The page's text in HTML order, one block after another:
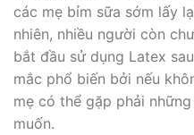
các mẹ bỉm sữa sớm lấy
nhiên, nhiều người còn
bắt đầu sử dụng Latex
mắc phổ biến bởi nếu
mẹ có thể gặp phải
muốn.